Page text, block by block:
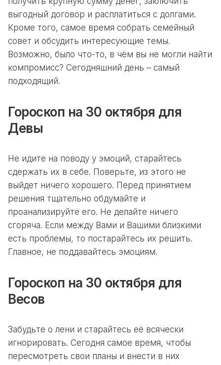
выгодный договор и расплатиться с долгами.
Кроме того, самое время собрать семейный
совет и обсудить интересующие темы.
Возможно, было что-то, в чём вы не могли найти
компромисс? Сегодняшний день – самый
подходящий.
Гороскоп на 30 октября для
Девы
Не идите на поводу у эмоций, старайтесь
сдержать их в себе. Поверьте, из этого не
выйдет ничего хорошего. Перед принятием
решения тщательно обдумайте и
проанализируйте его. Не делайте ничего
сгоряча. Если между Вами и Вашими близкими
есть проблемы, то постарайтесь их решить.
Главное, не поддавайтесь эмоциям.
Гороскоп на 30 октября для
Весов
Забудьте о лени и старайтесь её всячески
игнорировать. Сегодня самое время, чтобы
пересмотреть свои планы и внести в них